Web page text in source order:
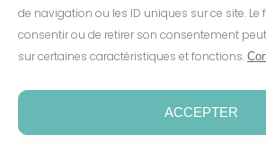
de navigation ou les ID uniques sur ce site. Le
consentir ou de retirer son consentement
sur certaines caractéristiques et fonctions.
ACCEPTER
Conditions de garantie-